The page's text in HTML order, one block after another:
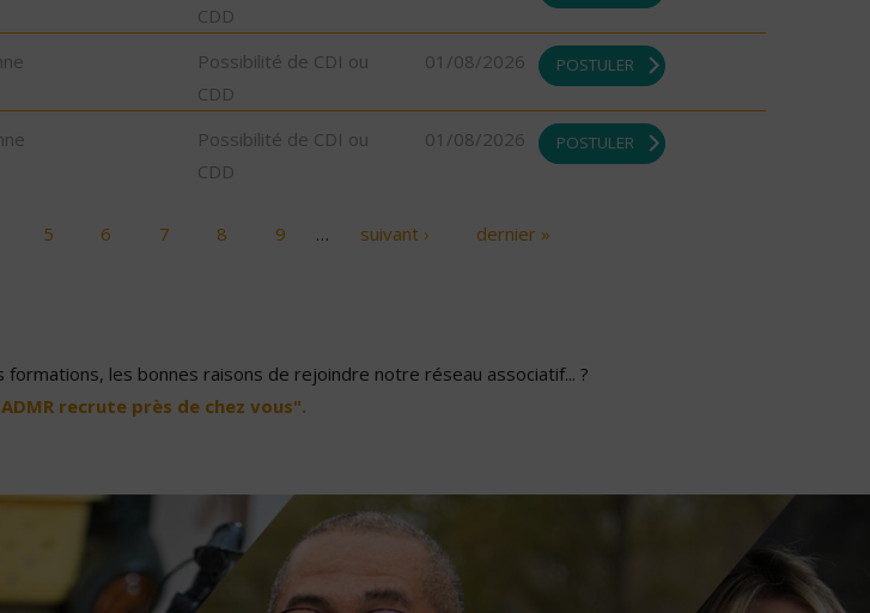
CDD
Possibilité de CDI ou
CDD
01/08/2026 POSTULER
Possibilité de CDI ou
CDD
01/08/2026 POSTULER
5 6 7 8 9 … suivant › dernier »
les bonnes raisons de rejoindre notre réseau associatif... ?
recrute près de chez vous".